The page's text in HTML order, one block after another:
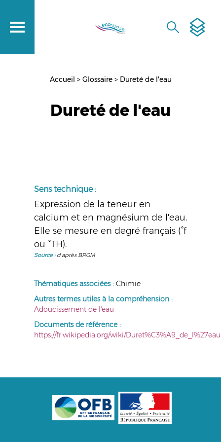
contenu
d'Ariane
Accueil Glossaire Dureté de l'eau
Dureté de l'eau
Sens technique :
Expression de la teneur en
calcium et en magnésium de l'eau.
Elle se mesure en degré français (°f
ou °TH).
Source :d'après BRGM
Thématiques associées : Chimie
Autres termes utiles à la compréhension :
Adoucissement de l'eau
Documents de référence :
https://fr.wikipedia.org/wiki/Duret%C3%A9_de_l%27eau